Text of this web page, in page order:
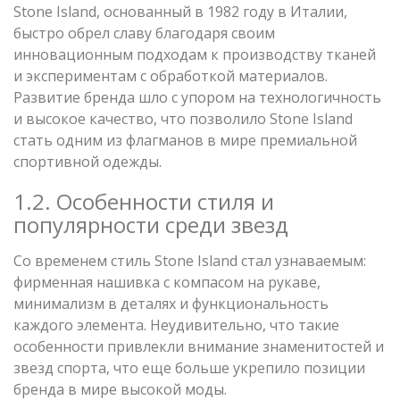
Stone Island, основанный в 1982 году в Италии,
быстро обрел славу благодаря своим
инновационным подходам к производству тканей
и экспериментам с обработкой материалов.
Развитие бренда шло с упором на технологичность
и высокое качество, что позволило Stone Island
стать одним из флагманов в мире премиальной
спортивной одежды.
1.2. Особенности стиля и
популярности среди звезд
Со временем стиль Stone Island стал узнаваемым:
фирменная нашивка с компасом на рукаве,
минимализм в деталях и функциональность
каждого элемента. Неудивительно, что такие
особенности привлекли внимание знаменитостей и
звезд спорта, что еще больше укрепило позиции
бренда в мире высокой моды.